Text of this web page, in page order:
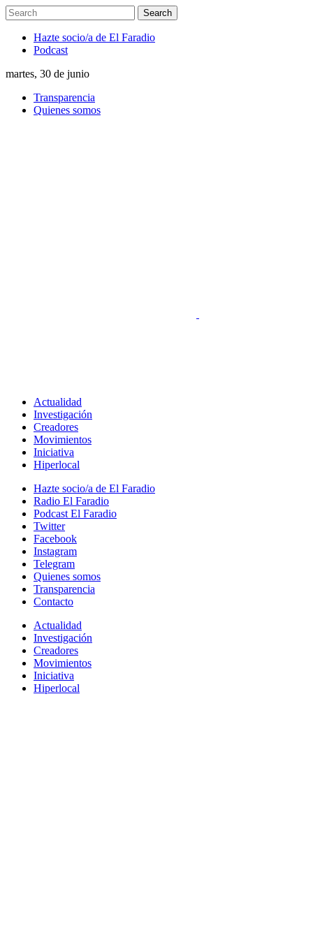
Hazte socio/a de El Faradio
Podcast
martes, 30 de junio
Transparencia
Quienes somos
Actualidad
Investigación
Creadores
Movimientos
Iniciativa
Hiperlocal
Hazte socio/a de El Faradio
Radio El Faradio
Podcast El Faradio
Twitter
Facebook
Instagram
Telegram
Quienes somos
Transparencia
Contacto
Actualidad
Investigación
Creadores
Movimientos
Iniciativa
Hiperlocal